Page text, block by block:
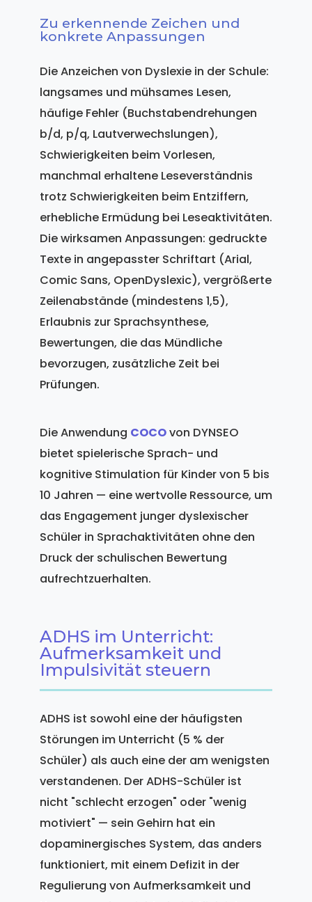
Zu erkennende Zeichen und
konkrete Anpassungen
Die Anzeichen von Dyslexie in der Schule:
langsames und mühsames Lesen,
häufige Fehler (Buchstabendrehungen
b/d, p/q, Lautverwechslungen),
Schwierigkeiten beim Vorlesen,
manchmal erhaltene Leseverständnis
trotz Schwierigkeiten beim Entziffern,
erhebliche Ermüdung bei Leseaktivitäten.
Die wirksamen Anpassungen: gedruckte
Texte in angepasster Schriftart (Arial,
Comic Sans, OpenDyslexic), vergrößerte
Zeilenabstände (mindestens 1,5),
Erlaubnis zur Sprachsynthese,
Bewertungen, die das Mündliche
bevorzugen, zusätzliche Zeit bei
Prüfungen.
Die Anwendung COCOvon DYNSEO
bietet spielerische Sprach- und
kognitive Stimulation für Kinder von 5 bis
10 Jahren — eine wertvolle Ressource, um
das Engagement junger dyslexischer
Schüler in Sprachaktivitäten ohne den
Druck der schulischen Bewertung
aufrechtzuerhalten.
ADHS im Unterricht:
Aufmerksamkeit und
Impulsivität steuern
ADHS ist sowohl eine der häufigsten
Störungen im Unterricht (5 % der
Schüler) als auch eine der am wenigsten
verstandenen. Der ADHS-Schüler ist
nicht "schlecht erzogen" oder "wenig
motiviert" — sein Gehirn hat ein
dopaminergisches System, das anders
funktioniert, mit einem Defizit in der
Regulierung von Aufmerksamkeit und